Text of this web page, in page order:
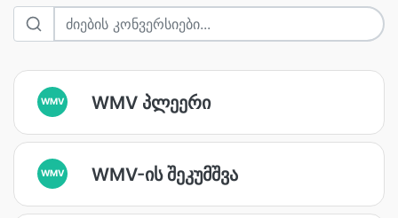
WMV WMV პლეერი
WMV WMV-ის შეკუმშვა